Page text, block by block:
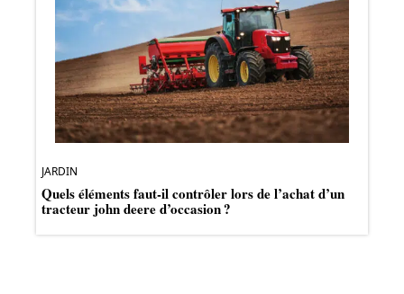
JARDIN
Quels éléments faut-il contrôler lors de l’achat d’un
tracteur john deere d’occasion ?